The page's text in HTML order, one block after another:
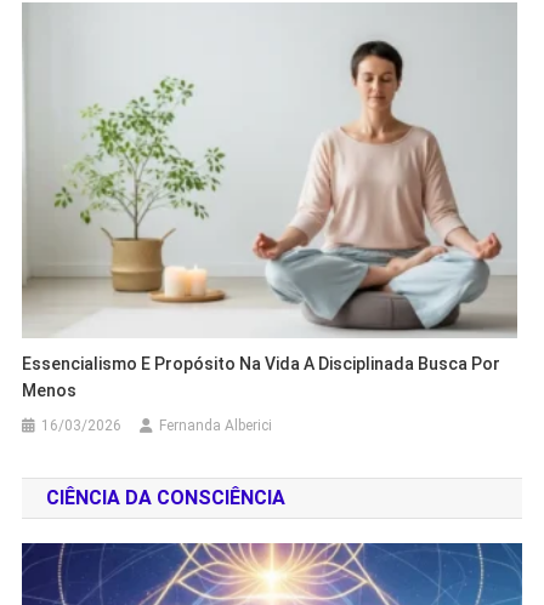
Essencialismo E Propósito Na Vida A Disciplinada Busca Por
Menos
16/03/2026 Fernanda Alberici
CIÊNCIA DA CONSCIÊNCIA